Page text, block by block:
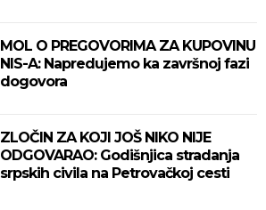
MOL O PREGOVORIMA ZA KUPOVINU
NIS-A: Napredujemo ka završnoj fazi
dogovora
ZLOČIN ZA KOJI JOŠ NIKO NIJE
ODGOVARAO: Godišnjica stradanja
srpskih civila na Petrovačkoj cesti